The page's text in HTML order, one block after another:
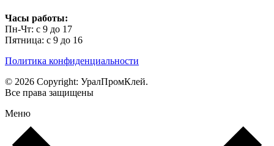
Часы работы:
Пн-Чт: с 9 до 17
Пятница: с 9 до 16
Политика конфиденциальности
© 2026 Copyright: УралПромКлей.
Все права защищены
Меню